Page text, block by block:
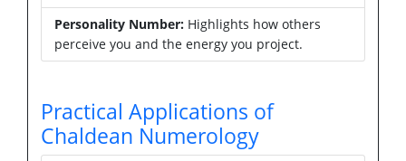
Personality Number: Highlights how others
perceive you and the energy you project.
Practical Applications of
Chaldean Numerology